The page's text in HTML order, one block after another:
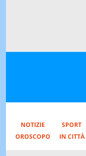
NOTIZIE
SPORT
OROSCOPO
IN CITTÀ